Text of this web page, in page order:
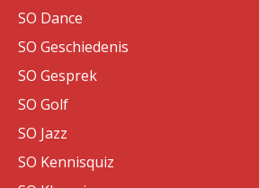
SO Dance
SO Geschiedenis
SO Gesprek
SO Golf
SO Jazz
SO Kennisquiz